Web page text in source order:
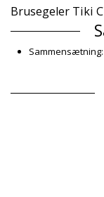
Brusegeler Tiki
Nitro-1,3
(Monoï de
Afdeling:
Pakken